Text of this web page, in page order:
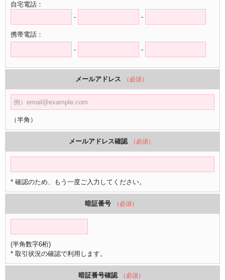
自宅電話：
-
-
携帯電話：
-
-
メールアドレス （必須）
（半角）
メールアドレス確認 （必須）
* 確認のため、もう一度ご入力してください。
暗証番号 （必須）
(半角数字6桁)
* 取引状況の確認で利用します。
暗証番号確認 （必須）